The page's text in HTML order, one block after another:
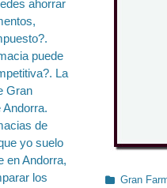
Categorías
Gran